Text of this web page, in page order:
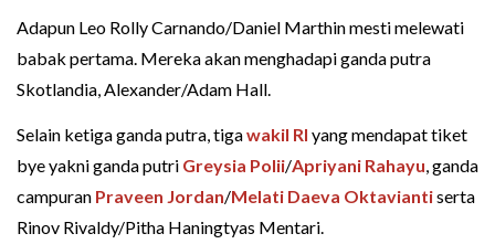
Adapun Leo Rolly Carnando/Daniel Marthin mesti melewati
babak pertama. Mereka akan menghadapi ganda putra
Skotlandia, Alexander/Adam Hall.
Selain ketiga ganda putra, tigawakil RI yang mendapat tiket
bye yakni ganda putri Greysia Polii/Apriyani Rahayu, ganda
campuran Praveen Jordan/Melati Daeva Oktaviantiserta
Rinov Rivaldy/Pitha Haningtyas Mentari.